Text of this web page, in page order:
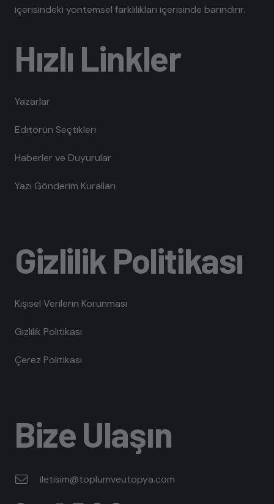
içerisindeki yöntemsel farklılıkları içerisinde barındırır.
Hızlı Linkler
Yazarlar
Editörün Seçtikleri
Haberler ve Duyurular
Yazı Gönderim Kuralları
Gizlilik Politikası
Kişisel Verilerin Korunması
Gizlilik Politikası
Çerez Politikası
Bize Ulaşın
iletisim@toplumveutopya.com